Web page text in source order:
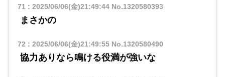
71: 2025/06/06(金)21:49:44No.1320580393
まさかの
72 : 2025/06/06(金)21:49:55No.1320580490
協力ありなら鳴ける役満が強いな